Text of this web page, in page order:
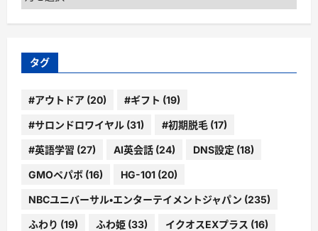
ー
カ
ブ
タグ
#アウトドア (20) #ギフト (19)
#サロンドロワイヤル (31) #初期脱毛 (17)
#英語学習 (27) AI英会話 (24) DNS設定 (18)
GMOペパボ (16) HG-101 (20)
NBCユニバーサル・エンターテイメントジャパン (235)
ふわり (19) ふわ姫 (33) イクオスEXプラス (16)